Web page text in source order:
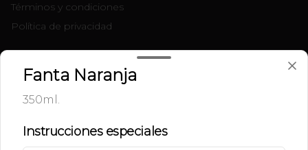
Términos y condiciones
Política de privacidad
Redes sociales
Facebook
Mi cuenta
Fanta Naranja
350ml.
Instrucciones especiales